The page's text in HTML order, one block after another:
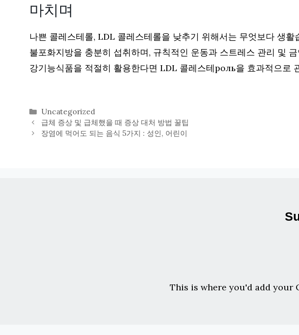
마치며
나쁜 콜레스테롤, LDL 콜레스테롤을 낮추기 위해서는 무엇보다 생
불포화지방을 충분히 섭취하며, 규칙적인 운동과 스트레스 관리 및
강기능식품을 적절히 활용한다면 LDL 콜레스테роль을 효과적으로
카
테
고
Uncategorized
급체 증상 및 급체했을 때 증상 대처 방법 꿀팁
장염에 먹어도 되는 음식 5가지 : 성인, 어린이
This is where you'd add your